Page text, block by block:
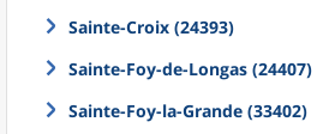
Sainte-Croix (24393)
Sainte-Foy-de-Longas (24407)
Sainte-Foy-la-Grande (33402)